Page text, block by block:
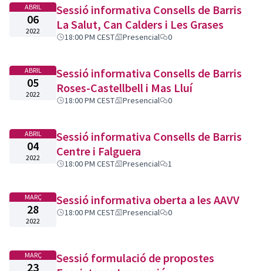
ABRIL
06
2022
Sessió informativa Consells de Barris
La Salut, Can Calders i Les Grases
18:00 PM CEST Presencial 0
ABRIL
05
2022
Sessió informativa Consells de Barris
Roses-Castellbell i Mas Lluí
18:00 PM CEST Presencial 0
ABRIL
04
2022
Sessió informativa Consells de Barris
Centre i Falguera
18:00 PM CEST Presencial 1
MARÇ
28
2022
Sessió informativa oberta a les AAVV
18:00 PM CEST Presencial 0
MARÇ
23
Sessió formulació de propostes